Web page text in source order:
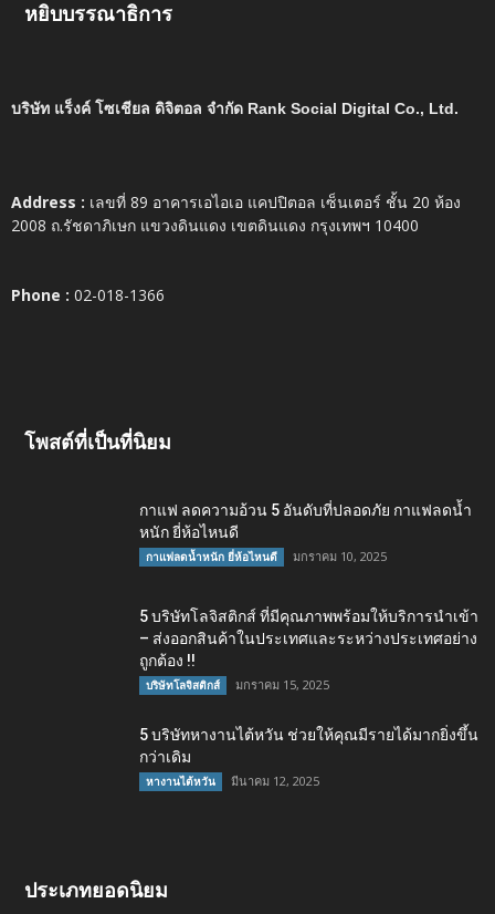
หยิบบรรณาธิการ
บริษัท แร็งค์ โซเชียล ดิจิตอล จำกัด Rank Social Digital Co., Ltd.
Address : เลขที่ 89 อาคารเอไอเอ แคปปิตอล เซ็นเตอร์ ชั้น 20 ห้อง
2008 ถ.รัชดาภิเษก แขวงดินแดง เขตดินแดง กรุงเทพฯ 10400
Phone : 02-018-1366
โพสต์ที่เป็นที่นิยม
กาแฟ ลดความอ้วน 5 อันดับที่ปลอดภัย กาแฟลดน้ำ
หนัก ยี่ห้อไหนดี
กาแฟลดน้ำหนัก ยี่ห้อไหนดี มกราคม 10, 2025
5 บริษัทโลจิสติกส์ ที่มีคุณภาพพร้อมให้บริการนำเข้า
– ส่งออกสินค้าในประเทศและระหว่างประเทศอย่าง
ถูกต้อง !!
บริษัทโลจิสติกส์ มกราคม 15, 2025
5 บริษัทหางานไต้หวัน ช่วยให้คุณมีรายได้มากยิ่งขึ้น
กว่าเดิม
หางานไต้หวัน มีนาคม 12, 2025
ประเภทยอดนิยม